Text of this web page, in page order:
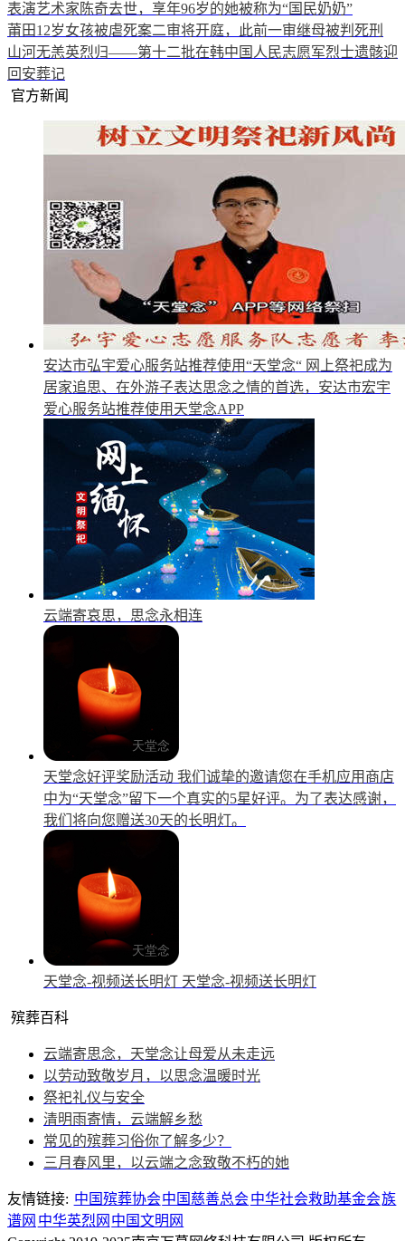
表演艺术家陈奇去世，享年96岁的她被称为“国民奶奶”
莆田12岁女孩被虐死案二审将开庭，此前一审继母被判死刑
山河无恙英烈归——第十二批在韩中国人民志愿军烈士遗骸迎
回安葬记
官方新闻
安达市弘宇爱心服务站推荐使用“天堂念“ 网上祭祀成为
居家追思、在外游子表达思念之情的首选，安达市宏宇
爱心服务站推荐使用天堂念APP
云端寄哀思，思念永相连
天堂念好评奖励活动 我们诚挚的邀请您在手机应用商店
中为“天堂念”留下一个真实的5星好评。为了表达感谢，
我们将向您赠送30天的长明灯。
天堂念-视频送长明灯 天堂念-视频送长明灯
殡葬百科
云端寄思念，天堂念让母爱从未走远
以劳动致敬岁月，以思念温暖时光
祭祀礼仪与安全
清明雨寄情，云端解乡愁
常见的殡葬习俗你了解多少？
三月春风里，以云端之念致敬不朽的她
友情链接: 中国殡葬协会中国慈善总会中华社会救助基金会族
谱网 中华英烈网 中国文明网